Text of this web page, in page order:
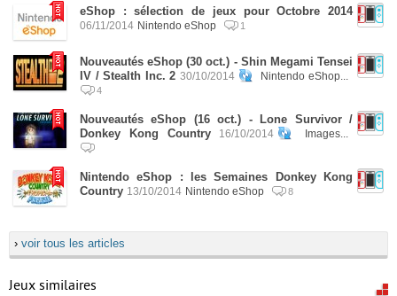
eShop : sélection de jeux pour Octobre 2014
06/11/2014 Nintendo eShop 1
Nouveautés eShop (30 oct.) - Shin Megami Tensei
IV / Stealth Inc. 2 30/10/2014 Nintendo eShop...
4
Nouveautés eShop (16 oct.) - Lone Survivor /
Donkey Kong Country
16/10/2014 Images...
Nintendo eShop : les Semaines Donkey Kong
Country 13/10/2014 Nintendo eShop 8
› voir tous les articles
Jeux similaires